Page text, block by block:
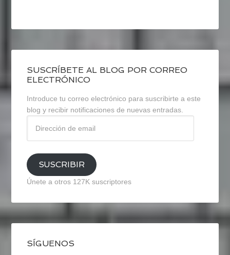
SUSCRÍBETE AL BLOG POR CORREO
ELECTRÓNICO
Introduce tu correo electrónico para suscribirte a este
blog y recibir notificaciones de nuevas entradas.
email
SUSCRIBIR
Únete a otros 127K suscriptores
SÍGUENOS